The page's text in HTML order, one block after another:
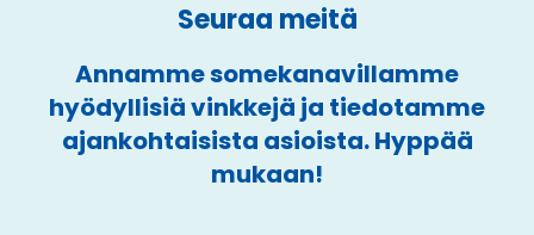
Seuraa meitä
Annamme somekanavillamme
hyödyllisiä vinkkejä ja tiedotamme
ajankohtaisista asioista. Hyppää
mukaan!